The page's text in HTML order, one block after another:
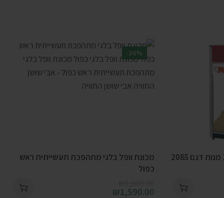
מכונת פופקורן מקצועית 150 מנות דגם 2085
-36%
מכונת וופל בלגי מתהפכת תעשייתית ראש
כפול
₪1,590.00